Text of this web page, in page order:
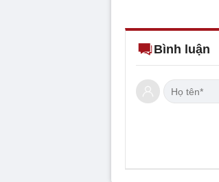
Bình luận